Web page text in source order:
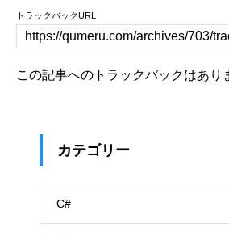
トラックバックURL
この記事へのトラックバックはあり
カテゴリー
C#